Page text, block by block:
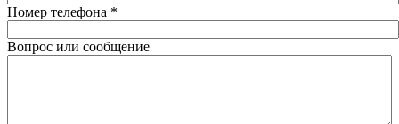
Номер телефона *
Вопрос или сообщение